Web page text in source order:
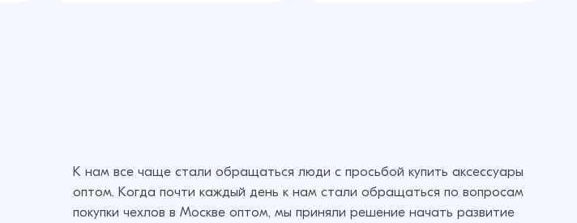
К нам все чаще стали обращаться люди с просьбой купить аксессуары
оптом. Когда почти каждый день к нам стали обращаться по вопросам
покупки чехлов в Москве оптом, мы приняли решение начать развитие